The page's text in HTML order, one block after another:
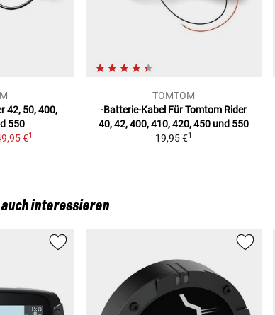
42, 50, 400,
550
€1
TOMTOM
-Batterie-Kabel Für Tomtom Rider
40, 42, 400, 410, 420, 450 und 550
19,95 €1
interessieren